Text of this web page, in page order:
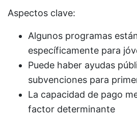
Aspectos clave:
Algunos programas
específicamente para
Puede haber ayudas
subvenciones para
La capacidad de pago
factor determinante